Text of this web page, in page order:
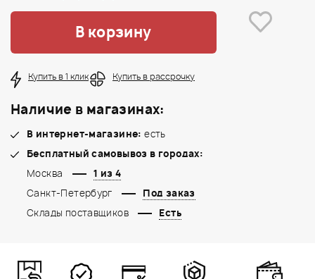
В корзину
Купить в 1 клик Купить в рассрочку
Наличие в магазинах:
В интернет-магазине: есть
Бесплатный самовывоз в городах:
Москва
1 из 4
Санкт-Петербург
Под заказ
Склады поставщиков
Есть